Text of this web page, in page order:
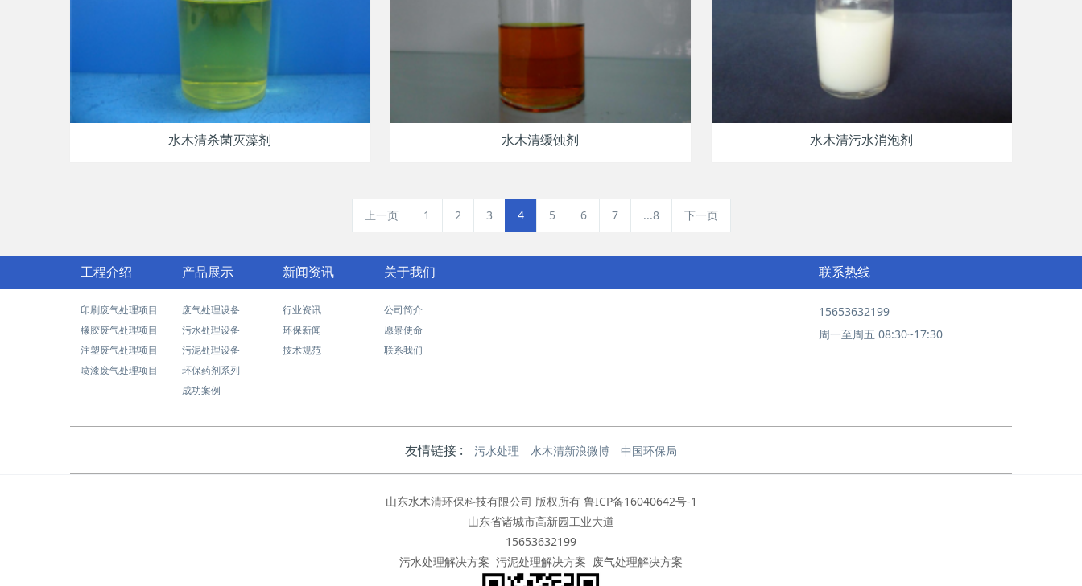
水木清杀菌灭藻剂 水木清缓蚀剂 水木清污水消泡剂
上一页 1 2 3 4 5 6 7 ...8 下一页
工程介绍
印刷废气处理项目
橡胶废气处理项目
注塑废气处理项目
喷漆废气处理项目
产品展示
废气处理设备
污水处理设备
污泥处理设备
环保药剂系列
成功案例
新闻资讯
行业资讯
环保新闻
技术规范
关于我们
公司简介
愿景使命
联系我们
联系热线
15653632199
周一至周五 08:30~17:30
友情链接 : 污水处理 水木清新浪微博 中国环保局
山东水木清环保科技有限公司 版权所有 鲁ICP备16040642号-1
山东省诸城市高新园工业大道
15653632199
污水处理解决方案 污泥处理解决方案 废气处理解决方案